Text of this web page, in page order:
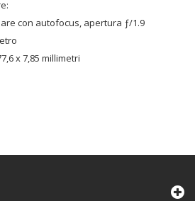
con autofocus, apertura ƒ/1.9
x 7,85 millimetri